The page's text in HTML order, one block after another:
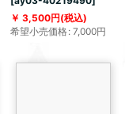
3,500円(税込)
希望小売価格: 7,000円